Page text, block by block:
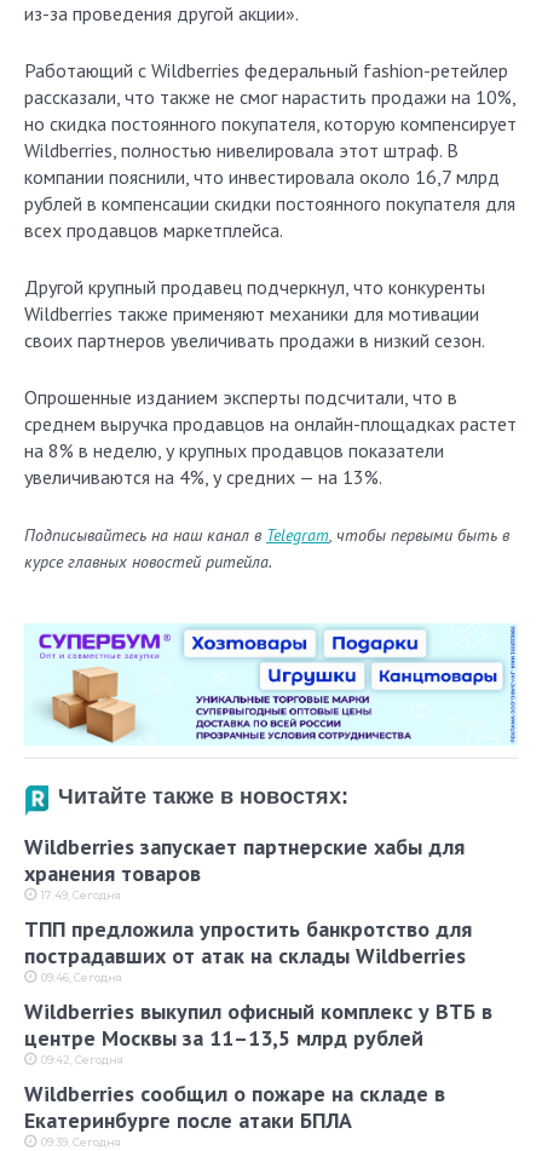
из-за проведения другой акции».
Работающий с Wildberries федеральный fashion-ретейлер
рассказали, что также не смог нарастить продажи на 10%,
но скидка постоянного покупателя, которую компенсирует
Wildberries, полностью нивелировала этот штраф. В
компании пояснили, что инвестировала около 16,7 млрд
рублей в компенсации скидки постоянного покупателя для
всех продавцов маркетплейса.
Другой крупный продавец подчеркнул, что конкуренты
Wildberries также применяют механики для мотивации
своих партнеров увеличивать продажи в низкий сезон.
Опрошенные изданием эксперты подсчитали, что в
среднем выручка продавцов на онлайн-площадках растет
на 8% в неделю, у крупных продавцов показатели
увеличиваются на 4%, у средних — на 13%.
Подписывайтесь на наш канал в Telegram, чтобы первыми быть в
курсе главных новостей ритейла.
Читайте также в новостях:
Wildberries запускает партнерские хабы для
хранения товаров
17:49, Сегодня
ТПП предложила упростить банкротство для
пострадавших от атак на склады Wildberries
09:46, Сегодня
Wildberries выкупил офисный комплекс у ВТБ в
центре Москвы за 11–13,5 млрд рублей
09:42, Сегодня
Wildberries сообщил о пожаре на складе в
Екатеринбурге после атаки БПЛА
09:39, Сегодня